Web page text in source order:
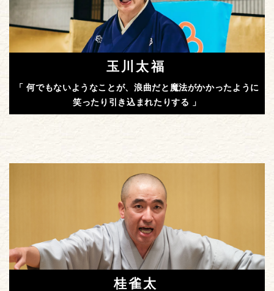
玉川太福
「 何でもないようなことが、浪曲だと魔法がかかったように
笑ったり引き込まれたりする 」
桂雀太